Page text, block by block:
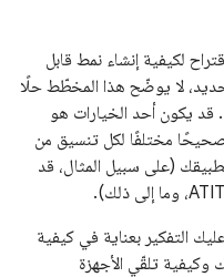
لكيفية إنشاء نمط قابل
لا يوضّح هذا المخطّط حلًا
يكون أحد الخيارات هو
مختلفًا لكل تنسيق من
(على سبيل المثال، قد
التفكير بعناية في كيفية
وكيفية تلقّي الأجهزة